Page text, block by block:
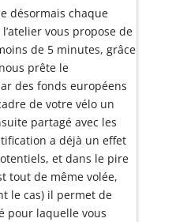
désormais chaque
vous propose de
de 5 minutes, grâce
prête le
des fonds européens
de votre vélo un
partagé avec les
a déjà un effet
et dans le pire
tout de même volée,
le cas) il permet de
pour laquelle vous